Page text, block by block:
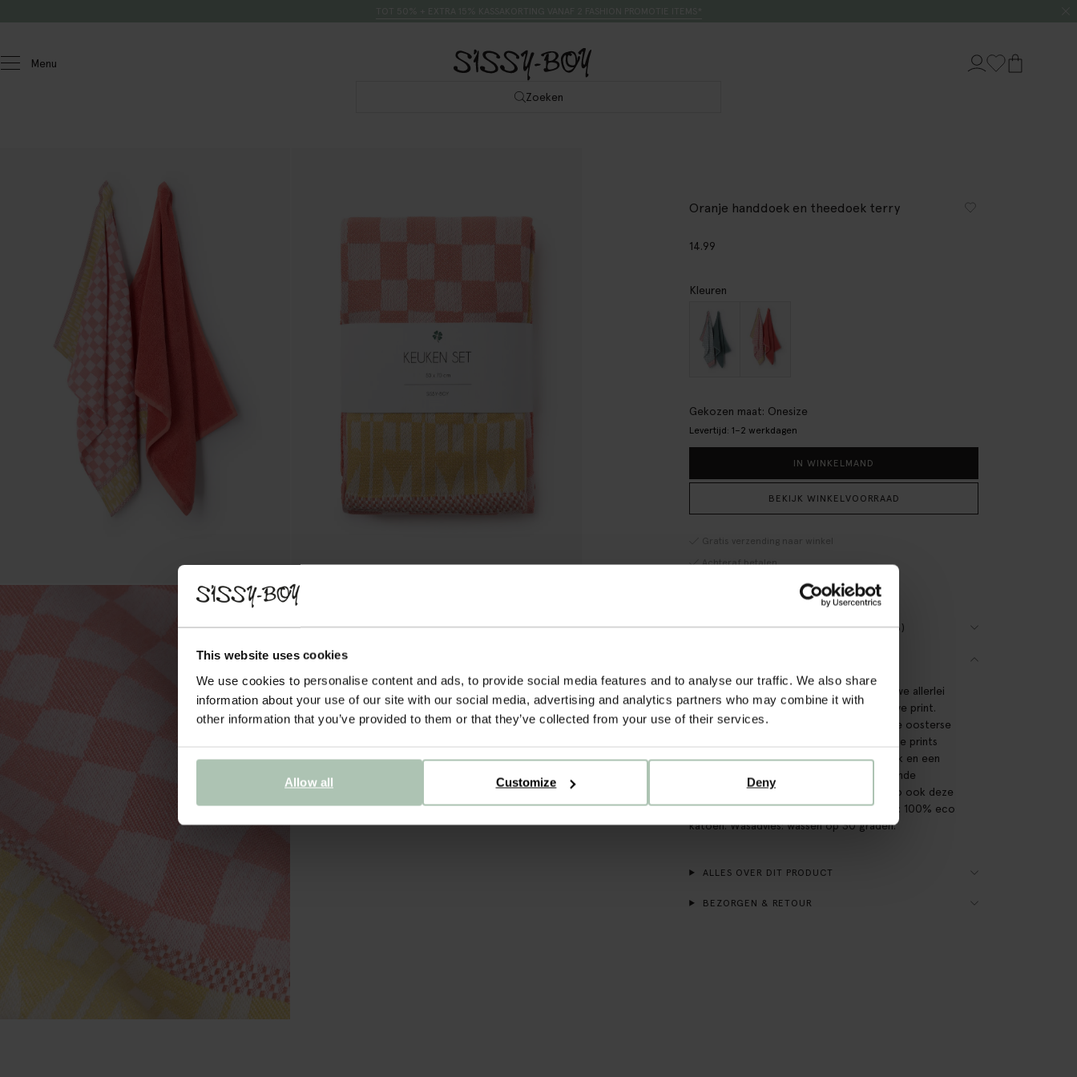
This website uses cookies
We use cookies to personalise content and ads, to provide social media features and to analyse our traffic. We also share
information about your use of our site with our social media, advertising and analytics partners who may combine it with
other information that you’ve provided to them or that they’ve collected from your use of their services.
Deny
Customize
Allow all
Menu
Zoeken
Oranje handdoek en theedoek terry
14.99
Kleuren
Gekozen maat: Onesize
Levertijd: 1–2 werkdagen
IN WINKELMAND
BEKIJK WINKELVOORRAAD
Gratis verzending naar winkel
Achteraf betalen
REVIEWS (3)
Voor deze theedoeken/terry set mixten we allerlei
door ons gemaakte printjes tot een nieuwe print.
Hiervoor combineerden we meer klassieke oosterse
printjes met juist hele sterke geometrische prints
zoals een ruit. De setjes zijn een theedoek en een
keukenhanddoek en we hebben verschillende
eclectische kleurcombinaties gemaakt. Zo ook deze
oranje set. Afmeting: 50x70 cm. Materiaal: 100% eco
katoen. Wasadvies: wassen op 30 graden.
ALLES OVER DIT PRODUCT
BEZORGEN & RETOUR